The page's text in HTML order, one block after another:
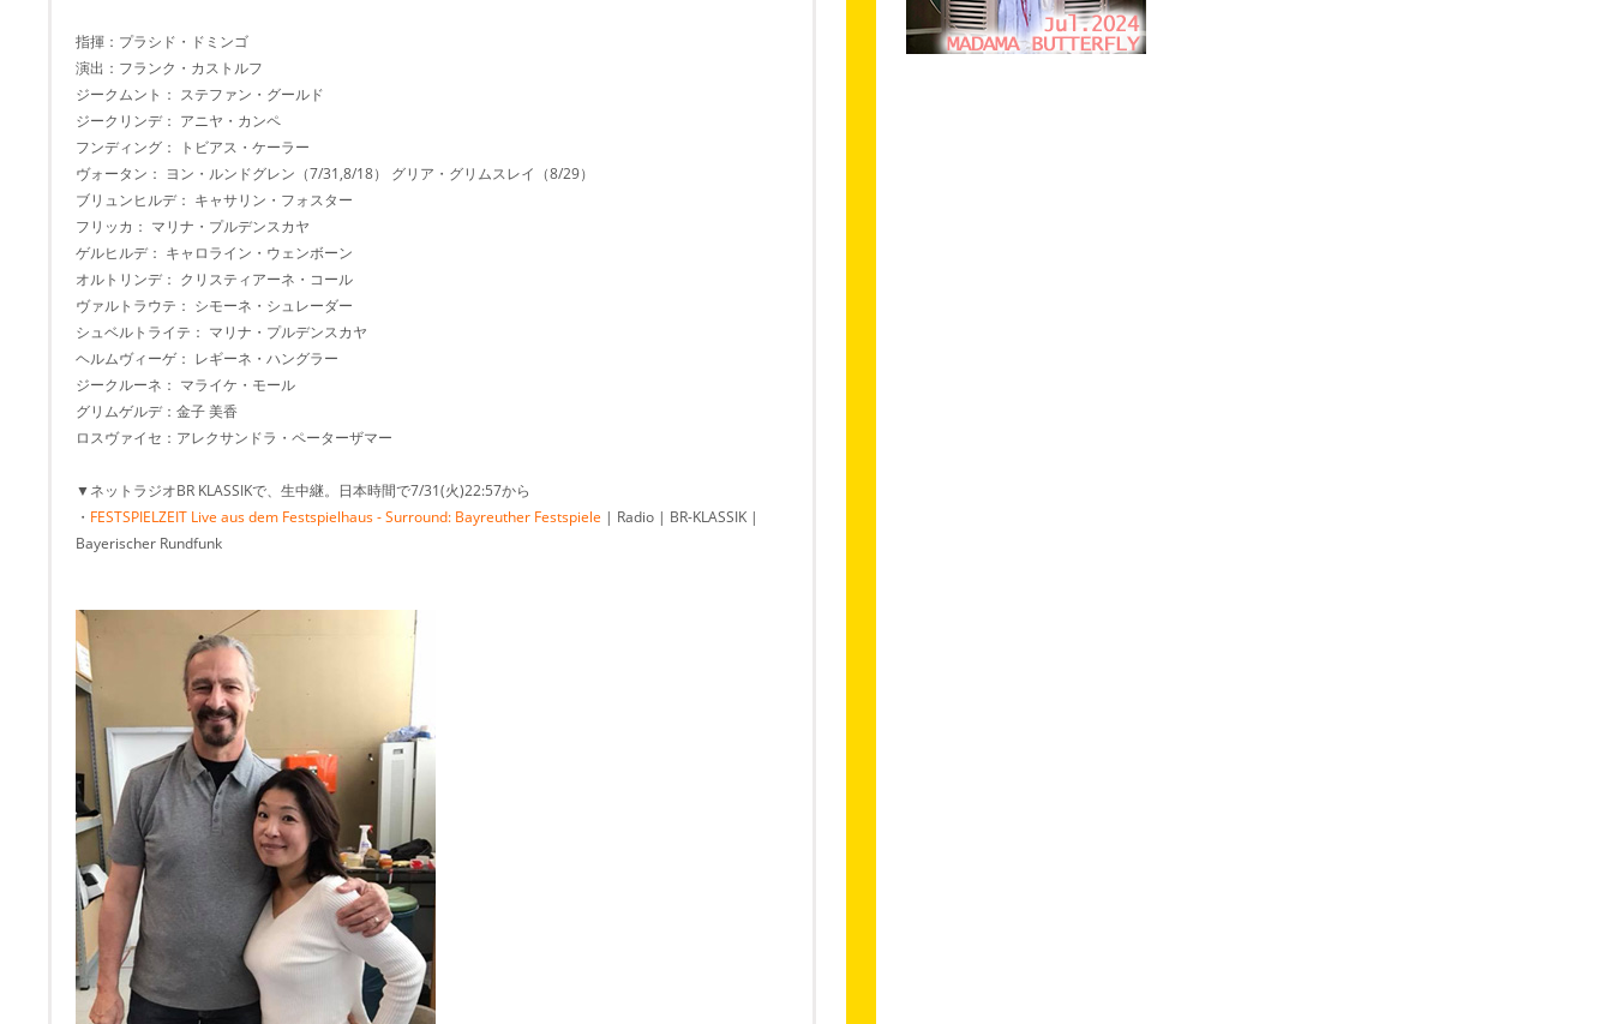
指揮：プラシド・ドミンゴ
演出：フランク・カストルフ
ジークムント： ステファン・グールド
ジークリンデ： アニヤ・カンペ
フンディング： トビアス・ケーラー
ヴォータン： ヨン・ルンドグレン（7/31,8/18） グリア・グリムスレイ（8/29）
ブリュンヒルデ： キャサリン・フォスター
フリッカ： マリナ・プルデンスカヤ
ゲルヒルデ： キャロライン・ウェンボーン
オルトリンデ： クリスティアーネ・コール
ヴァルトラウテ： シモーネ・シュレーダー
シュベルトライテ： マリナ・プルデンスカヤ
ヘルムヴィーゲ： レギーネ・ハングラー
ジークルーネ： マライケ・モール
グリムゲルデ：金子 美香
ロスヴァイセ：アレクサンドラ・ペーターザマー
▼ネットラジオBR KLASSIKで、生中継。日本時間で7/31(火)22:57から
・ FESTSPIELZEIT Live aus dem Festspielhaus - Surround: Bayreuther Festspiele | Radio | BR-KLASSIK |
Bayerischer Rundfunk